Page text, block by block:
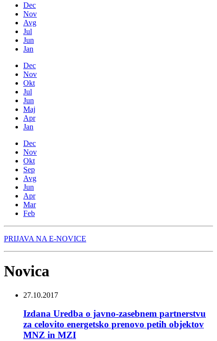
Dec
Nov
Avg
Jul
Jun
Jan
Dec
Nov
Okt
Jul
Jun
Maj
Apr
Jan
Dec
Nov
Okt
Sep
Avg
Jun
Apr
Mar
Feb
PRIJAVA NA E-NOVICE
Novica
27.10.2017
Izdana Uredba o javno-zasebnem partnerstvu
za celovito energetsko prenovo petih objektov
MNZ in MZI